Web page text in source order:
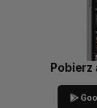
Pobierz